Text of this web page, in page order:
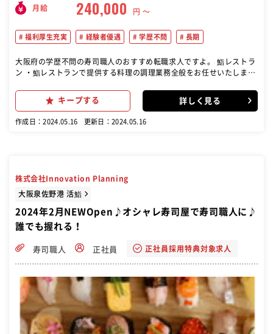
月給 240,000 円 〜
福利厚生充実 経験者優遇 学歴不問 長期
大阪府の学歴不問の寿司職人のおすすめ転職求人ですよ。 鮨レストラ
ン ・鮨レストランで提供する料理の調理業務全般をお任せいたしま
キープする 詳しく見る
作成日：2024.05.16 更新日：2024.05.16
株式会社Innovation Planning
大阪泉佐野港 活鮨
2024年2月NEWOpen♪オシャレ寿司屋で寿司職人に♪
誰でも握れる！
寿司職人 正社員 正社員採用特典対象求人